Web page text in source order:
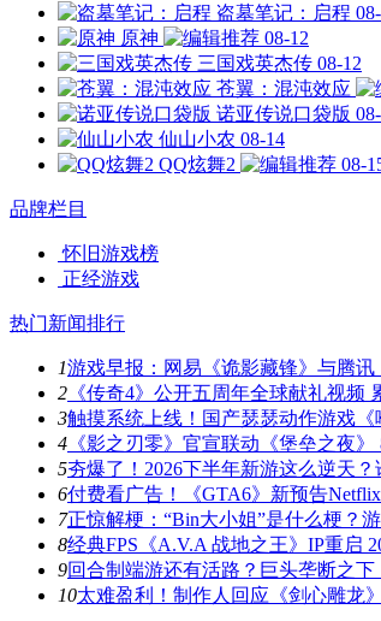
盗墓笔记：启程
原神
08-12
三国戏英杰传 08-12
苍翼：混沌效应
诺亚传说口袋版
仙山小农 08-14
QQ炫舞2
08-
品牌栏目
怀旧游戏榜
正经游戏
热门新闻排行
1游戏早报：网易《诡影藏锋》与腾讯
2 《传奇4》公开五周年全球献礼视频
3触摸系统上线！国产瑟瑟动作游戏
4 《影之刃零》官宣联动《堡垒之夜
5夯爆了！2026下半年新游这么逆天
6付费看广告！《GTA6》新预告
7正惊解梗：“Bin大小姐”是什么梗？
8经典FPS《A.V.A 战地之王》IP重启
9回合制端游还有活路？巨头垄断之下
10太难盈利！制作人回应《剑心雕龙